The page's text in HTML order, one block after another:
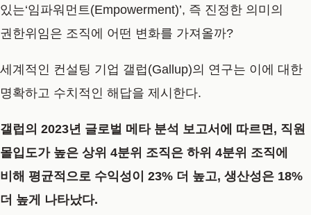
있는‘임파워먼트(Empowerment)’, 즉 진정한 의미의
권한위임은 조직에 어떤 변화를 가져올까?
세계적인 컨설팅 기업 갤럽(Gallup)의 연구는 이에 대한
명확하고 수치적인 해답을 제시한다.
갤럽의 2023년 글로벌 메타 분석 보고서에 따르면, 직원
몰입도가 높은 상위 4분위 조직은 하위 4분위 조직에
비해 평균적으로 수익성이 23% 더 높고, 생산성은 18%
더 높게 나타났다.